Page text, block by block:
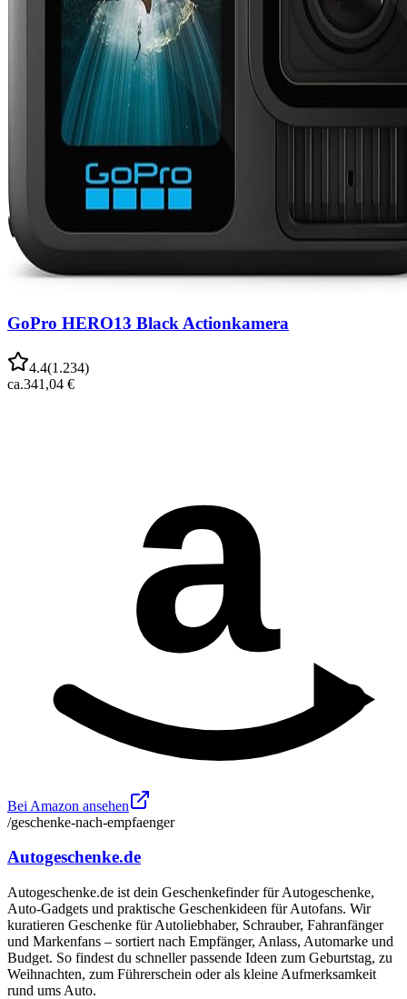
GoPro HERO13 Black Actionkamera
4.4(1.234)
ca.341,04 €
a
Bei Amazon ansehen
/geschenke-nach-empfaenger
Autogeschenke.de
Autogeschenke.de ist dein Geschenkefinder für Autogeschenke,
Auto-Gadgets und praktische Geschenkideen für Autofans. Wir
kuratieren Geschenke für Autoliebhaber, Schrauber, Fahranfänger
und Markenfans – sortiert nach Empfänger, Anlass, Automarke und
Budget. So findest du schneller passende Ideen zum Geburtstag, zu
Weihnachten, zum Führerschein oder als kleine Aufmerksamkeit
rund ums Auto.